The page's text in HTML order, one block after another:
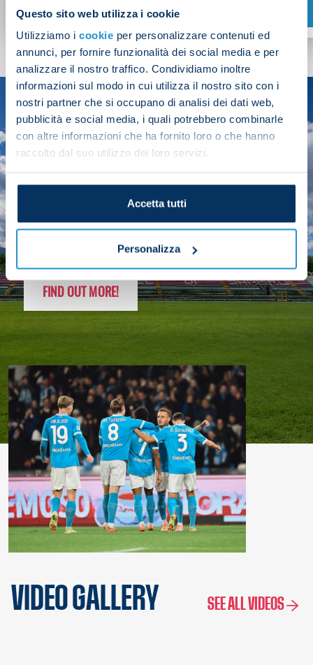
Questo sito web utilizza i cookie
Utilizziamo i cookie per personalizzare contenuti ed
annunci, per fornire funzionalità dei social media e per
analizzare il nostro traffico. Condividiamo inoltre
informazioni sul modo in cui utilizza il nostro sito con i
nostri partner che si occupano di analisi dei dati web,
pubblicità e social media, i quali potrebbero combinarle
con altre informazioni che ha fornito loro o che hanno
raccolto dal suo utilizzo dei loro servizi.
Accetta tutti
Personalizza
SHOP NOW
SEASON
2025/26
FOLLOW THE CHAMPS' JOURNEY
FIND OUT MORE!
VIDEO GALLERY SEE ALL VIDEOS